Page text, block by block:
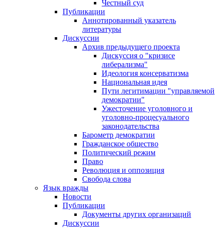
Честный суд
Публикации
Аннотированный указатель
литературы
Дискуссии
Архив предыдущего проекта
Дискуссия о "кризисе
либерализма"
Идеология консерватизма
Национальная идея
Пути легитимации "управляемой
демократии"
Ужесточение уголовного и
уголовно-процесуального
законодательства
Барометр демократии
Гражданское общество
Политический режим
Право
Революция и оппозиция
Свобода слова
Язык вражды
Новости
Публикации
Документы других организаций
Дискуссии